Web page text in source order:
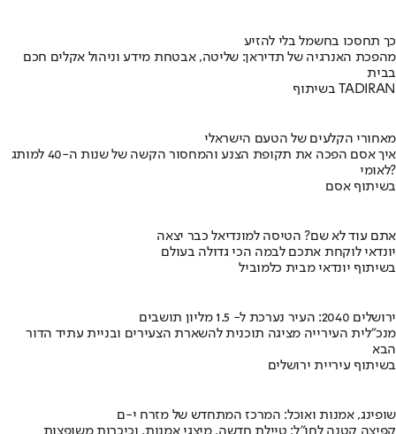
כך תחסכו בחשמל בלי להזיע
מהפכת האנרגיה של תדיראן: שליטה, אבטחת מידע וניהול אקלים חכם
בבית
בשיתוף TADIRAN
מאחורי הקלעים של הטעם הישראלי
איך אסם הפכה את תקופת הצנע והמחסור הקשה של שנות ה-40 למותג
לאומי?
בשיתוף אסם
אתם עוד לא שם? הטיסה למונדיאל כבר יצאה
יונדאי לוקחת אתכם לבמה הכי גדולה בעולם
בשיתוף יונדאי מבית כלמוביל
ירושלים 2040: העיר נערכת ל- 1.5 מליון תושבים
מנכ"לית העירייה מציגה תוכנית להשארת הצעירים ובניית עתיד הדור
הבא
בשיתוף עיריית ירושלים
שופינג, אמנות ואוכל: המרכז המתחדש של מזרח י-ם